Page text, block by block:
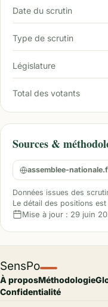
Date du scrutin
Type de scrutin
Législature
Total des votants
Sources &
assemblee-
Données issues des
Le détail des positions
Mise à jour : 29 juin
SensPo
À proposMéthodologie
Confidentialité